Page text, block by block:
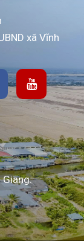
xã Vĩnh
Giang.